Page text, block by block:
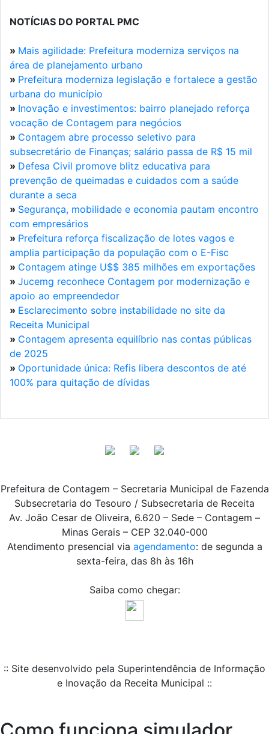
NOTÍCIAS DO PORTAL PMC
» Mais agilidade: Prefeitura moderniza serviços na
área de planejamento urbano
» Prefeitura moderniza legislação e fortalece a gestão
urbana do município
» Inovação e investimentos: bairro planejado reforça
vocação de Contagem para negócios
» Contagem abre processo seletivo para
subsecretário de Finanças; salário passa de R$ 15 mil
» Defesa Civil promove blitz educativa para
prevenção de queimadas e cuidados com a saúde
durante a seca
» Segurança, mobilidade e economia pautam encontro
com empresários
» Prefeitura reforça fiscalização de lotes vagos e
amplia participação da população com o E-Fisc
» Contagem atinge U$$ 385 milhões em exportações
» Jucemg reconhece Contagem por modernização e
apoio ao empreendedor
» Esclarecimento sobre instabilidade no site da
Receita Municipal
» Contagem apresenta equilíbrio nas contas públicas
de 2025
» Oportunidade única: Refis libera descontos de até
100% para quitação de dívidas
Prefeitura de Contagem – Secretaria Municipal de Fazenda
Subsecretaria do Tesouro / Subsecretaria de Receita
Av. João Cesar de Oliveira, 6.620 – Sede – Contagem –
Minas Gerais – CEP 32.040-000
Atendimento presencial via agendamento: de segunda a
sexta-feira, das 8h às 16h
Saiba como chegar:
:: Site desenvolvido pela Superintendência de Informação
e Inovação da Receita Municipal ::